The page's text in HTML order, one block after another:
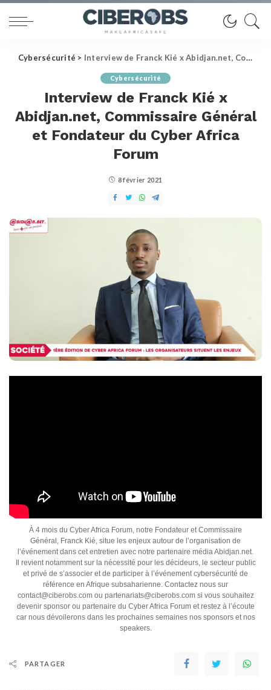
Cybersécurité > Interview de Franck Kié x Abidjan.net, Commissaire Général et Fondateur du Cyber Africa Forum
Cybersécurité
Interview de Franck Kié x
Abidjan.net, Commissaire Général
et Fondateur du Cyber Africa
Forum
8 février 2021
À 4 mois du Cyber Africa Forum, notre Fondateur et Commissaire
Général, Franck Kié, situe les enjeux autour de l’organisation de
l’événement dans cet entretien avec notre partenaire média Abidjan.net.
Il revient notamment sur la nécessité pour les décideurs, le secteur public
et privé de s’associer et de participer à l’événement cybersécurité de
référence en Afrique subsaharienne. Contactez nous sur
contact@ciberobs.com ou partenariats@ciberobs.com si vous souhaitez
devenir sponsor ou partenaire du Cyber Africa Forum et restez à l’écoute
car nous dévoilerons dans les prochaines semaines nos sponsors et nos
speakers.
PARTAGER